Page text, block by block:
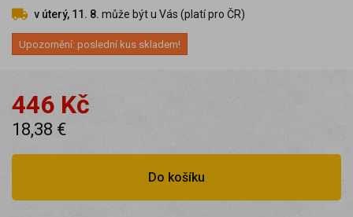
v úterý, 11. 8. může být u Vás (platí pro ČR)
Upozornění: poslední kus skladem!
446 Kč
18,38 €
Do košíku